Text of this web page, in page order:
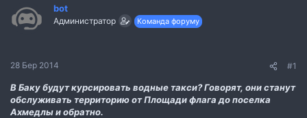
е
м
н
bot
Администратор Команда форуму
28 Бер 2014 #1
В Баку будут курсировать водные такси? Говорят, они станут
обслуживать территорию от Площади флага до поселка
Ахмедлы и обратно.